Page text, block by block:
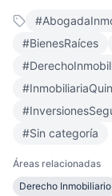
#
#BienesRaíces
#
#
#
#Sin categoría
Áreas relacionadas
Derecho Inmobiliario